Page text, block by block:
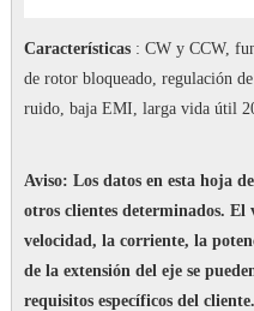
Características: CW y CCW,
de rotor bloqueado, regulación
ruido, baja EMI, larga vida útil
Aviso: Los datos en esta hoja
otros clientes determinados. El
velocidad, la corriente, la
de la extensión del eje se
requisitos específicos del cliente.